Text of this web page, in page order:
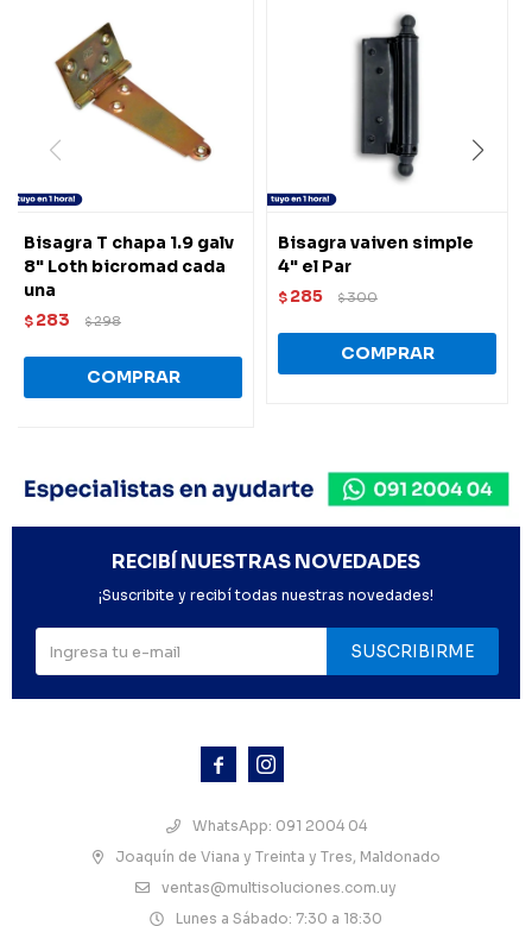
Bisagra T chapa 1.9 galv
8" Loth bicromad cada
una
$ 283 $298
Bisagra vaiven simple
4" el Par
$ 285 $300
 
WhatsApp: 091 2004 04
Joaquín de Viana y Treinta y Tres, Maldonado
ventas@multisoluciones.com.uy
Lunes a Sábado: 7:30 a 18:30
RECIBÍ NUESTRAS NOVEDADES
¡Suscribite y recibí todas nuestras novedades!
SUSCRIBIRME